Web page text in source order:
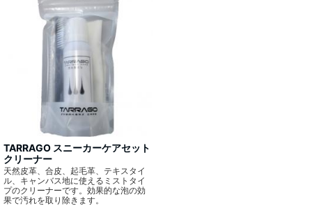
TARRAGO スニーカーケアセット
クリーナー
天然皮革、合皮、起毛革、テキスタイ
ル、キャンバス地に使えるミストタイ
プのクリーナーです。効果的な泡の効
果で汚れを取り除きます。